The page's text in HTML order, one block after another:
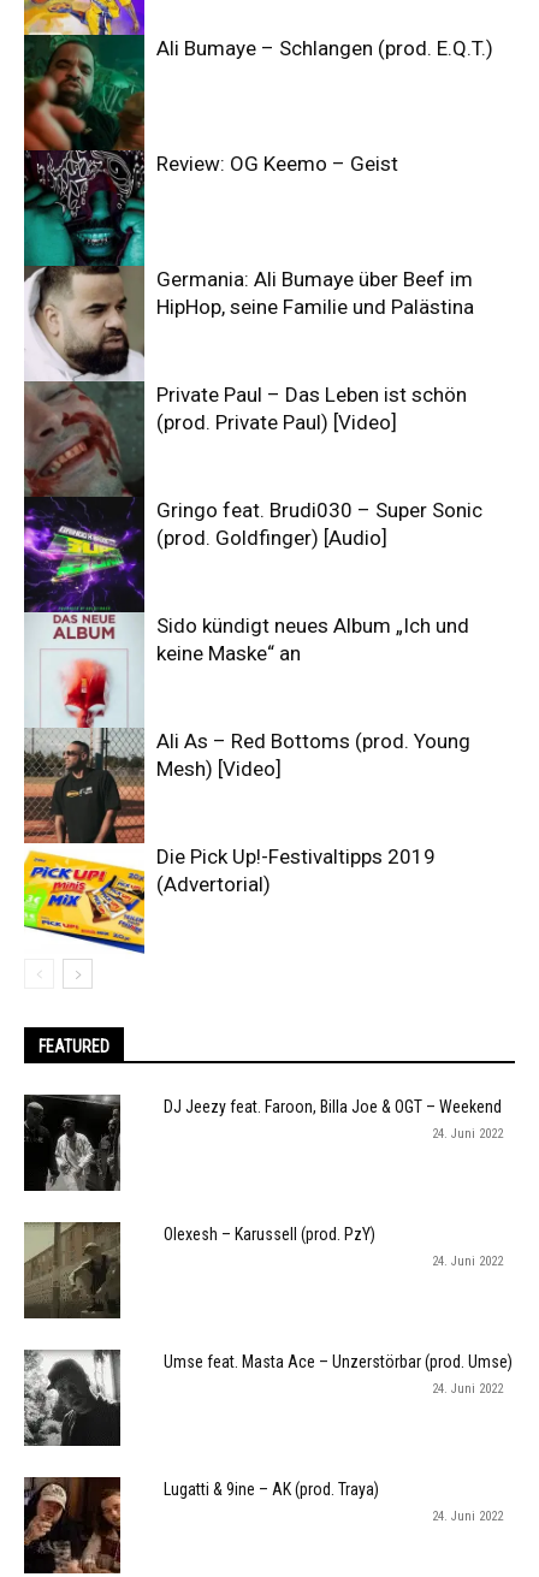
Ali Bumaye – Schlangen (prod. E.Q.T.)
Review: OG Keemo – Geist
Germania: Ali Bumaye über Beef im
HipHop, seine Familie und Palästina
Private Paul – Das Leben ist schön
(prod. Private Paul) [Video]
Gringo feat. Brudi030 – Super Sonic
(prod. Goldfinger) [Audio]
Sido kündigt neues Album „Ich und
keine Maske“ an
Ali As – Red Bottoms (prod. Young
Mesh) [Video]
Die Pick Up!-Festivaltipps 2019
(Advertorial)
FEATURED
DJ Jeezy feat. Faroon, Billa Joe & OGT – Weekend
24. Juni 2022
Olexesh – Karussell (prod. PzY)
24. Juni 2022
Umse feat. Masta Ace – Unzerstörbar (prod. Umse)
24. Juni 2022
Lugatti & 9ine – AK (prod. Traya)
24. Juni 2022